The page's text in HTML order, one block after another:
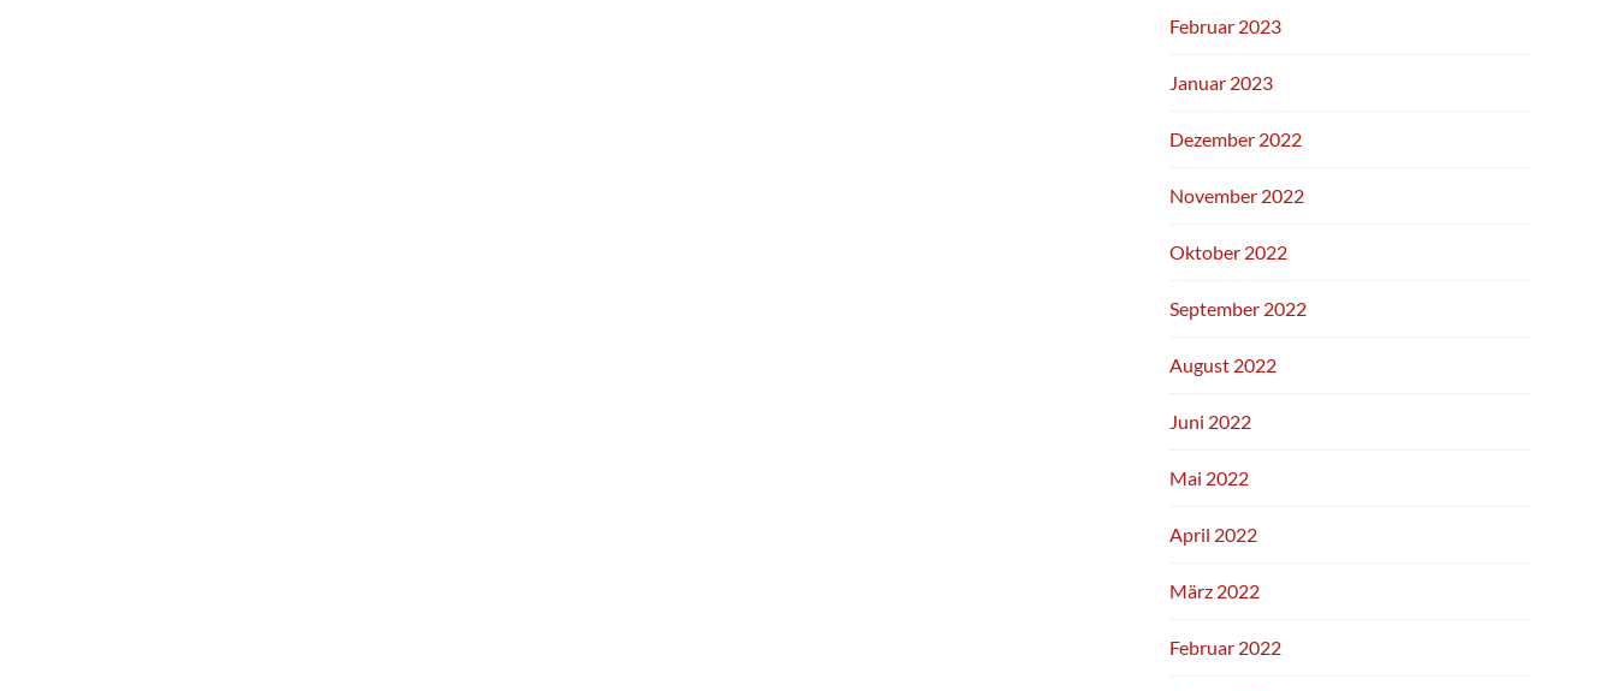
Februar 2023
Januar 2023
Dezember 2022
November 2022
Oktober 2022
September 2022
August 2022
Juni 2022
Mai 2022
April 2022
März 2022
Februar 2022